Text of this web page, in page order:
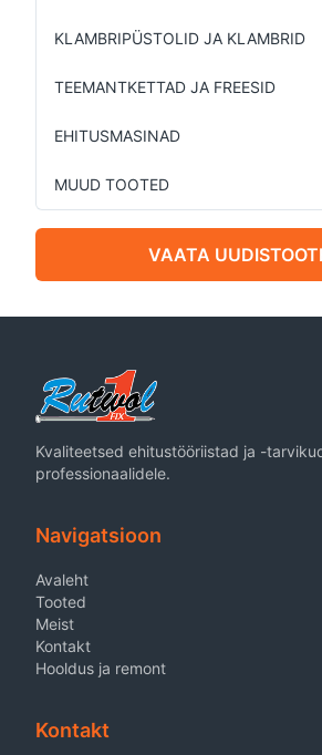
KLAMBRIPÜSTOLID JA KLAMBRID
TEEMANTKETTAD JA FREESID
EHITUSMASINAD
MUUD TOOTED
VAATA
Kvaliteetsed ehitustööriistad ja -
professionaalidele.
Navigatsioon
Avaleht
Tooted
Meist
Kontakt
Hooldus ja remont
Kontakt